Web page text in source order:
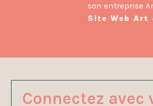
son entreprise
Site Web Art
Connectez avec